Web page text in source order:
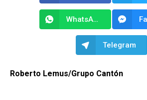
WhatsApp
Telegram
Roberto Lemus/Grupo Cantón